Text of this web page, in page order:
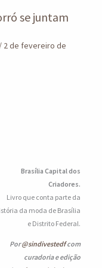
se juntam
/ 2 de fevereiro de
Brasília Capital dos
Criadores.
Livro que conta parte da
da moda de Brasília
e Distrito Federal.
Por@sindivestedfcom
curadoria e edição